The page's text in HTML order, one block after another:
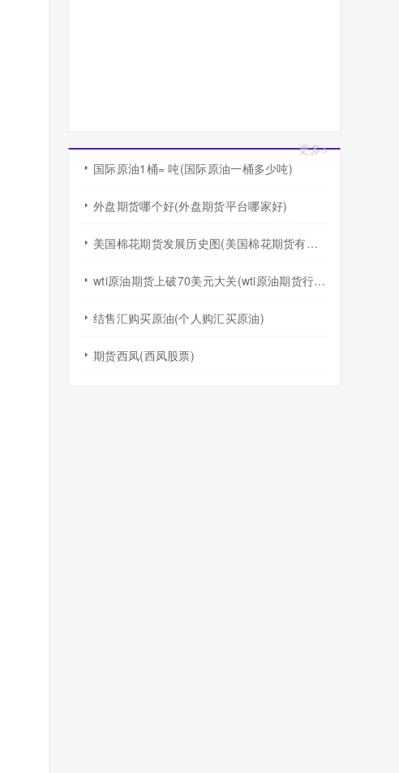
更多>
国际原油1桶= 吨(国际原油一桶多少吨)
外盘期货哪个好(外盘期货平台哪家好)
美国棉花期货发展历史图(美国棉花期货有涨跌幅度限制吗)
wti原油期货上破70美元大关(wti原油期货行情)
结售汇购买原油(个人购汇买原油)
期货西凤(西凤股票)